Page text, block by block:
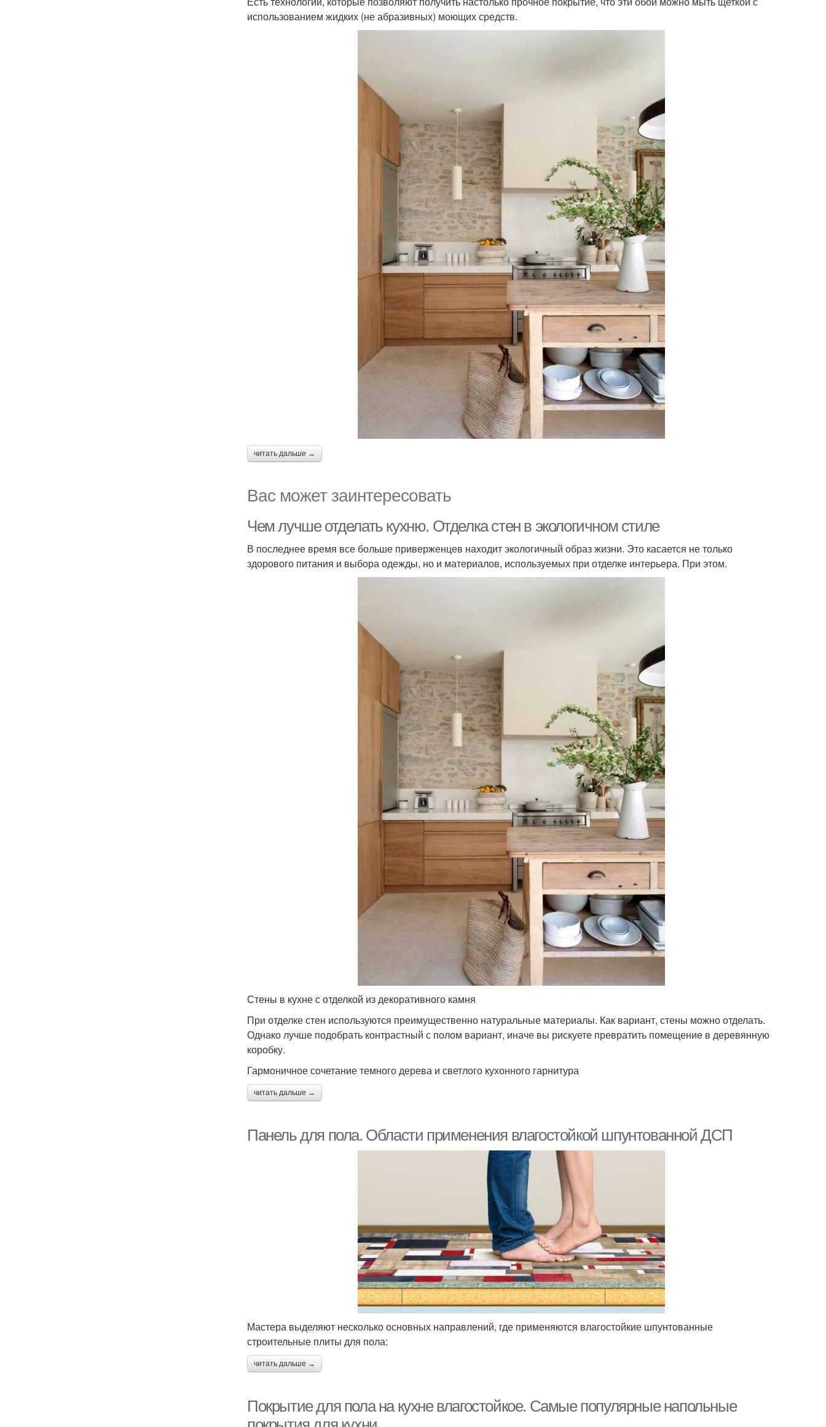
использованием жидких (не абразивных) моющих средств.
читать дальше →
Вас может заинтересовать
Чем лучше отделать кухню. Отделка стен в экологичном стиле
В последнее время все больше приверженцев находит экологичный образ жизни. Это касается не только
здорового питания и выбора одежды, но и материалов, используемых при отделке интерьера. При этом.
Стены в кухне с отделкой из декоративного камня
При отделке стен используются преимущественно натуральные материалы. Как вариант, стены можно отделать.
Однако лучше подобрать контрастный с полом вариант, иначе вы рискуете превратить помещение в деревянную
коробку.
Гармоничное сочетание темного дерева и светлого кухонного гарнитура
читать дальше →
Панель для пола. Области применения влагостойкой шпунтованной ДСП
Мастера выделяют несколько основных направлений, где применяются влагостойкие шпунтованные
строительные плиты для пола:
читать дальше →
Покрытие для пола на кухне влагостойкое. Самые популярные напольные